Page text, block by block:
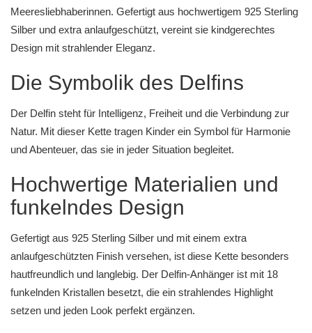
Meeresliebhaberinnen. Gefertigt aus hochwertigem 925 Sterling
Silber und extra anlaufgeschützt, vereint sie kindgerechtes
Design mit strahlender Eleganz.
Die Symbolik des Delfins
Der Delfin steht für Intelligenz, Freiheit und die Verbindung zur
Natur. Mit dieser Kette tragen Kinder ein Symbol für Harmonie
und Abenteuer, das sie in jeder Situation begleitet.
Hochwertige Materialien und
funkelndes Design
Gefertigt aus 925 Sterling Silber und mit einem extra
anlaufgeschützten Finish versehen, ist diese Kette besonders
hautfreundlich und langlebig. Der Delfin-Anhänger ist mit 18
funkelnden Kristallen besetzt, die ein strahlendes Highlight
setzen und jeden Look perfekt ergänzen.